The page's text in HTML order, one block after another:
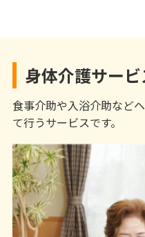
身体介護サービ
食事介助や入浴介助など
て行うサービスです。